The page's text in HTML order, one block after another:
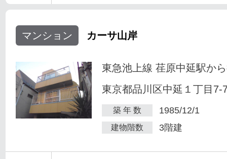
マンション カーサ山岸
東急池上線 荏原中延駅か
東京都品川区中延１丁目7-
築 年 数 1985/12/1
建物階数 3階建